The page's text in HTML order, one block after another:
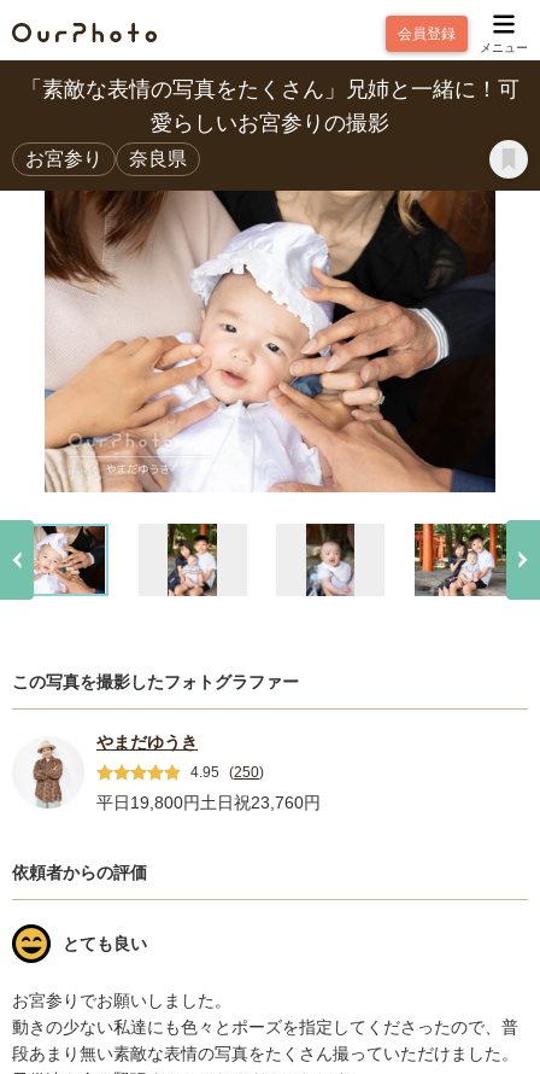
会員登録
メニュー
「素敵な表情の写真をたくさん」兄姉と一緒に！可
愛らしいお宮参りの撮影
お宮参り 奈良県
この写真を撮影したフォトグラファー
やまだゆうき
4.95 (250)
平日19,800円土日祝23,760円
依頼者からの評価
とても良い
お宮参りでお願いしました。
動きの少ない私達にも色々とポーズを指定してくださったので、普
段あまり無い素敵な表情の写真をたくさん撮っていただけました。